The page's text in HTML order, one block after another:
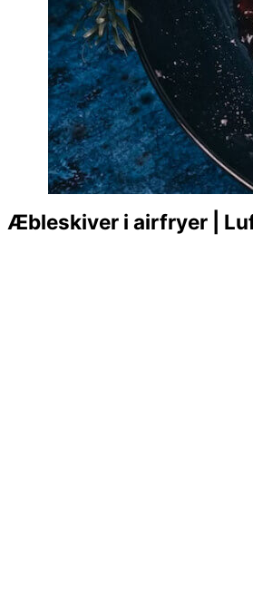
Æbleskiver i airfryer |